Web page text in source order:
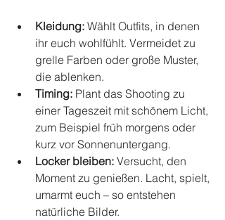
Kleidung: Wählt Outfits, in denen
ihr euch wohlfühlt. Vermeidet zu
grelle Farben oder große Muster,
die ablenken.
Timing: Plant das Shooting zu
einer Tageszeit mit schönem Licht,
zum Beispiel früh morgens oder
kurz vor Sonnenuntergang.
Locker bleiben: Versucht, den
Moment zu genießen. Lacht, spielt,
umarmt euch – so entstehen
natürliche Bilder.